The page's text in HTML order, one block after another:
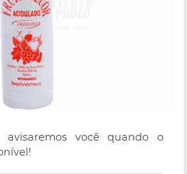
você quando o